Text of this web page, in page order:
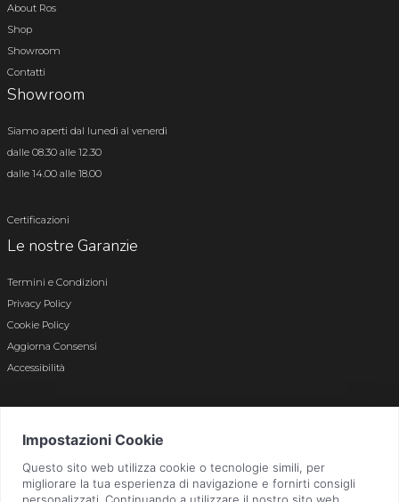
About Ros
Shop
Showroom
Contatti
Showroom
Siamo aperti dal lunedì al venerdì
dalle 08.30 alle 12.30
dalle 14.00 alle 18.00
Certificazioni
Le nostre Garanzie
Termini e Condizioni
Privacy Policy
Cookie Policy
Aggiorna Consensi
Accessibilità
Bergamo n. 01496180165 · Capitale Sociale i.v. € 800.000,00